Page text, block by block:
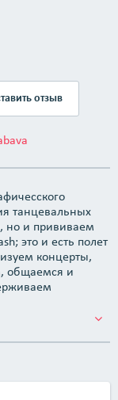
отзыв
танцевальных
но и прививаем
это и есть полет
концерты,
общаемся и
p> <p>
li> <li>150+
li> </ul> <p>
p> <ul>